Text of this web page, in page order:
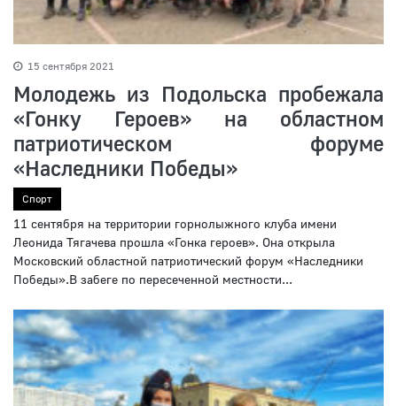
15 сентября 2021
Молодежь из Подольска пробежала
«Гонку Героев» на областном
патриотическом форуме
«Наследники Победы»
Спорт
11 сентября на территории горнолыжного клуба имени
Леонида Тягачева прошла «Гонка героев». Она открыла
Московский областной патриотический форум «Наследники
Победы».В забеге по пересеченной местности...